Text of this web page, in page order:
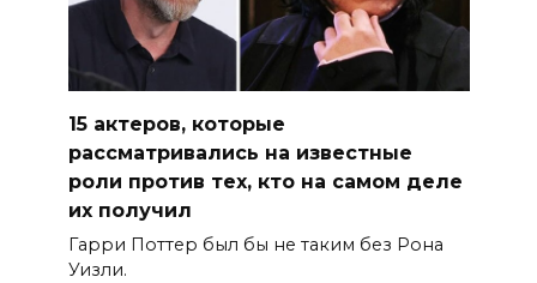
15 актеров, которые
рассматривались на известные
роли против тех, кто на самом деле
их получил
Гарри Поттер был бы не таким без Рона
Уизли.